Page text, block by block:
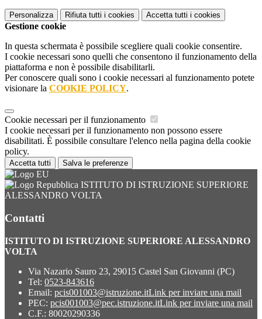
Personalizza Rifiuta tutti i cookies Accetta tutti i cookies
Gestione cookie
In questa schermata è possibile scegliere quali cookie consentire.
I cookie necessari sono quelli che consentono il funzionamento della
piattaforma e non è possibile disabilitarli.
Per conoscere quali sono i cookie necessari al funzionamento potete
visionare la COOKIE POLICY.
Cookie necessari per il funzionamento
I cookie necessari per il funzionamento non possono essere
disabilitati. È possibile consultare l'elenco nella pagina della cookie
policy.
Accetta tutti Salva le preferenze
ISTITUTO DI ISTRUZIONE SUPERIORE
ALESSANDRO VOLTA
Contatti
ISTITUTO DI ISTRUZIONE SUPERIORE ALESSANDRO
VOLTA
Via Nazario Sauro 23, 29015 Castel San Giovanni (PC)
Tel: 0523-843616
Email: pcis001003@istruzione.itLink per inviare una mail
PEC: pcis001003@pec.istruzione.itLink per inviare una mail
C.F.: 80020290336